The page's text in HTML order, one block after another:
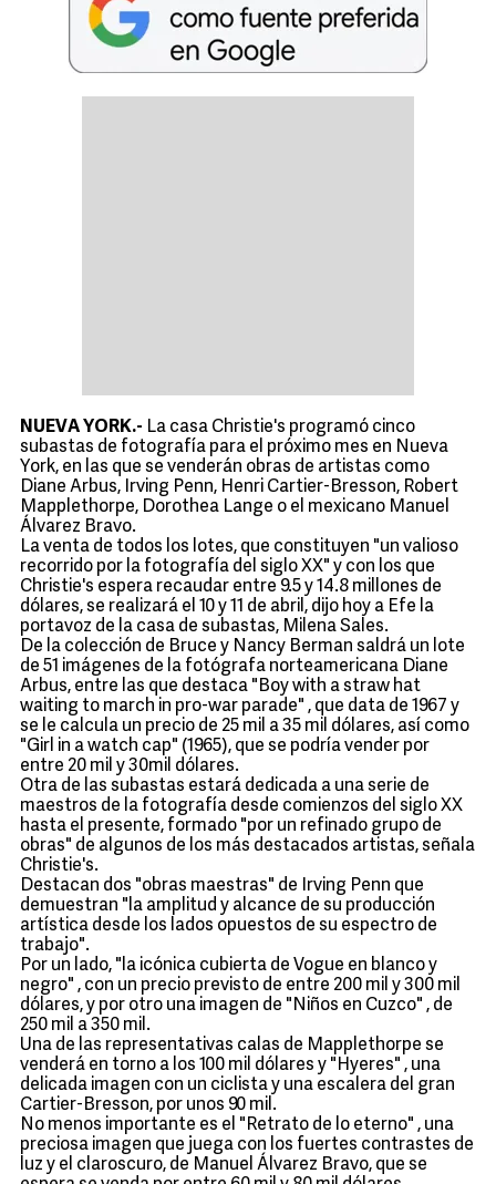
NUEVA YORK.- La casa Christie's programó cinco
subastas de fotografía para el próximo mes en Nueva
York, en las que se venderán obras de artistas como
Diane Arbus, Irving Penn, Henri Cartier-Bresson, Robert
Mapplethorpe, Dorothea Lange o el mexicano Manuel
Álvarez Bravo.
La venta de todos los lotes, que constituyen "un valioso
recorrido por la fotografía del siglo XX" y con los que
Christie's espera recaudar entre 9.5 y 14.8 millones de
dólares, se realizará el 10 y 11 de abril, dijo hoy a Efe la
portavoz de la casa de subastas, Milena Sales.
De la colección de Bruce y Nancy Berman saldrá un lote
de 51 imágenes de la fotógrafa norteamericana Diane
Arbus, entre las que destaca "Boy with a straw hat
waiting to march in pro-war parade" , que data de 1967 y
se le calcula un precio de 25 mil a 35 mil dólares, así como
"Girl in a watch cap" (1965), que se podría vender por
entre 20 mil y 30mil dólares.
Otra de las subastas estará dedicada a una serie de
maestros de la fotografía desde comienzos del siglo XX
hasta el presente, formado "por un refinado grupo de
obras" de algunos de los más destacados artistas, señala
Christie's.
Destacan dos "obras maestras" de Irving Penn que
demuestran "la amplitud y alcance de su producción
artística desde los lados opuestos de su espectro de
trabajo".
Por un lado, "la icónica cubierta de Vogue en blanco y
negro" , con un precio previsto de entre 200 mil y 300 mil
dólares, y por otro una imagen de "Niños en Cuzco" , de
250 mil a 350 mil.
Una de las representativas calas de Mapplethorpe se
venderá en torno a los 100 mil dólares y "Hyeres" , una
delicada imagen con un ciclista y una escalera del gran
Cartier-Bresson, por unos 90 mil.
No menos importante es el "Retrato de lo eterno" , una
preciosa imagen que juega con los fuertes contrastes de
luz y el claroscuro, de Manuel Álvarez Bravo, que se